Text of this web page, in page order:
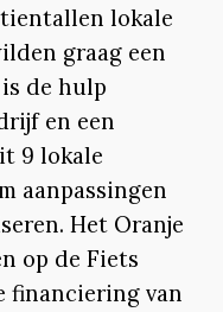
tientallen lokale
graag een
de hulp
en een
9 lokale
aanpassingen
Het Oranje
op de Fiets
financiering van